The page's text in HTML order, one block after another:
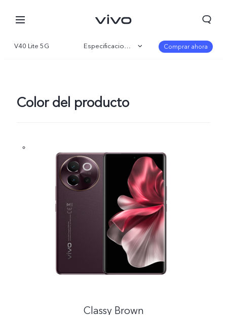
V40 Lite 5G Especificaciones Comprar ahora
Color del producto
Classy Brown